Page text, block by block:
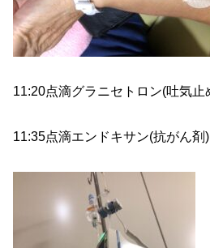
11:20点滴グラニセトロン(吐気止
11:35点滴エンドキサン(抗がん剤